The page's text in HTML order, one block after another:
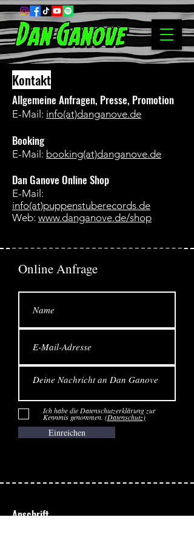
Kontakt
Allgemeine Anfragen, Presse, Promotion
E-Mail: info(at)danganove.de
Booking
E-Mail: booking(at)danganove.de
Dan Ganove Online Shop
E-Mail:
info(at)puppenstuberecords.de
Web: www.danganove.de/shop
Online Anfrage
Ich habe die Datenschutzerklärung zur
Kenntnis genommen. (Datenschutz)
Einreichen
Anschrift